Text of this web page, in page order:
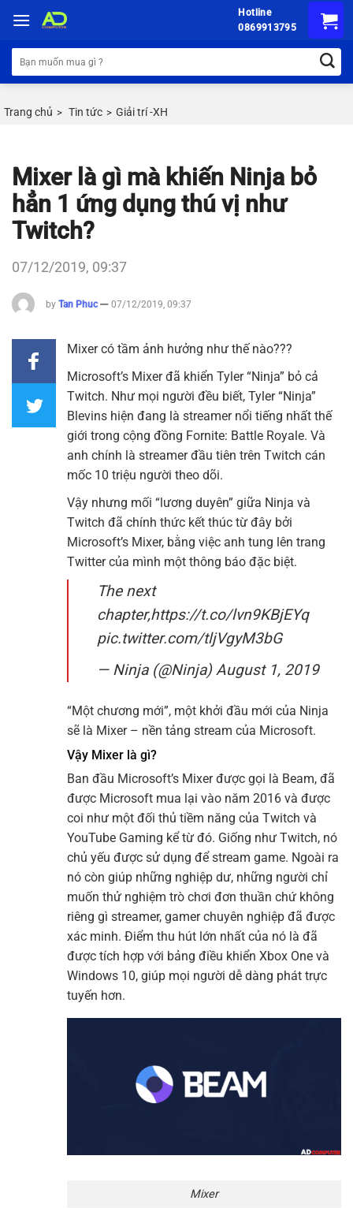
đến
nội
dung
Hotline
0869913795
Tìm
kiếm:
Trang chủ > Tin tức > Giải trí -XH
Mixer là gì mà khiến Ninja bỏ
hẳn 1 ứng dụng thú vị như
Twitch?
07/12/2019, 09:37
by Tan Phuc 07/12/2019, 09:37
Mixer có tầm ảnh hưởng như thế nào???
Microsoft’s Mixer đã khiển Tyler “Ninja” bỏ cả
Twitch. Như mọi người đều biết, Tyler “Ninja”
Blevins hiện đang là streamer nổi tiếng nhất thế
giới trong cộng đồng Fornite: Battle Royale. Và
anh chính là streamer đầu tiên trên Twitch cán
mốc 10 triệu người theo dõi.
Vậy nhưng mối “lương duyên” giữa Ninja và
Twitch đã chính thức kết thúc từ đây bởi
Microsoft’s Mixer, bằng việc anh tung lên trang
Twitter của mình một thông báo đặc biệt.
The next
chapter,https://t.co/lvn9KBjEYq
pic.twitter.com/tljVgyM3bG
— Ninja (@Ninja) August 1, 2019
“Một chương mới”, một khởi đầu mới của Ninja
sẽ là Mixer – nền tảng stream của Microsoft.
Vậy Mixer là gì?
Ban đầu Microsoft’s Mixer được gọi là Beam, đã
được Microsoft mua lại vào năm 2016 và được
coi như một đối thủ tiềm năng của Twitch và
YouTube Gaming kể từ đó. Giống như Twitch, nó
chủ yếu được sử dụng để stream game. Ngoài ra
nó còn giúp những nghiệp dư, những người chỉ
muốn thử nghiệm trò chơi đơn thuần chứ không
riêng gì streamer, gamer chuyên nghiệp đã được
xác minh. Điểm thu hút lớn nhất của nó là đã
được tích hợp với bảng điều khiển Xbox One và
Windows 10, giúp mọi người dễ dàng phát trực
tuyến hơn.
Mixer